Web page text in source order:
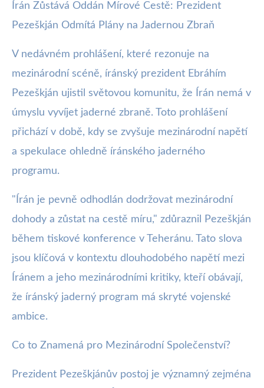
webya.cz
Írán Odmítá Jaderné Zbraně,
Pezeškján Hájí Mír
· 3 min čtení · Autor: Kristián Valenta
Írán Zůstává Oddán Mírové Cestě: Prezident
Pezeškján Odmítá Plány na Jadernou Zbraň
V nedávném prohlášení, které rezonuje na
mezinárodní scéně, íránský prezident Ebráhím
Pezeškján ujistil světovou komunitu, že Írán nemá v
úmyslu vyvíjet jaderné zbraně. Toto prohlášení
přichází v době, kdy se zvyšuje mezinárodní napětí
a spekulace ohledně íránského jaderného
programu.
"Írán je pevně odhodlán dodržovat mezinárodní
dohody a zůstat na cestě míru," zdůraznil Pezeškján
během tiskové konference v Teheránu. Tato slova
jsou klíčová v kontextu dlouhodobého napětí mezi
Íránem a jeho mezinárodními kritiky, kteří obávají,
že íránský jaderný program má skryté vojenské
ambice.
Co to Znamená pro Mezinárodní Společenství?
Prezident Pezeškjánův postoj je významný zejména